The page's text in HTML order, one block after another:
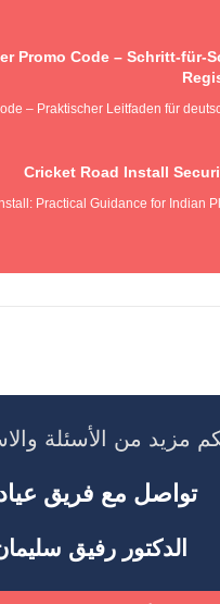
Promo Code –
– Praktischer Leitfaden für
Cricket Road Install
Practical Guidance for Indian
مزيد من الأسئلة
تواصل مع فريق
الدكتور رفيق